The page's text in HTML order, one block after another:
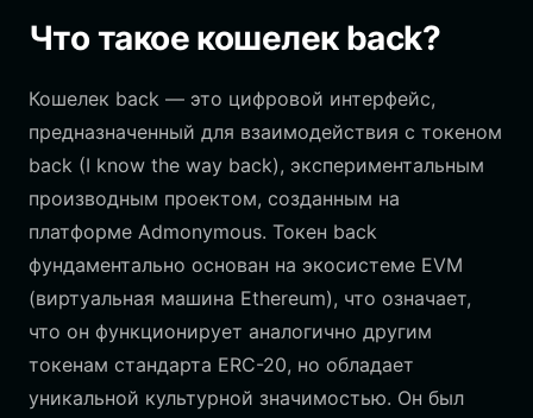
Что такое кошелек back?
Кошелек back — это цифровой интерфейс,
предназначенный для взаимодействия с токеном
back (I know the way back), экспериментальным
производным проектом, созданным на
платформе Admonymous. Токен back
фундаментально основан на экосистеме EVM
(виртуальная машина Ethereum), что означает,
что он функционирует аналогично другим
токенам стандарта ERC-20, но обладает
уникальной культурной значимостью. Он был